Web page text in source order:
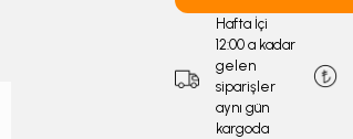
Hafta İçi
12:00 a kadar
gelen
siparişler
aynı gün
kargoda